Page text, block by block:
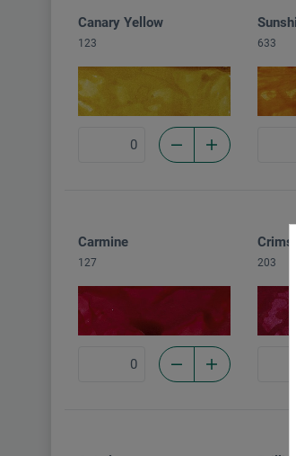
Canary Yellow
123 633
Carmine
127 203